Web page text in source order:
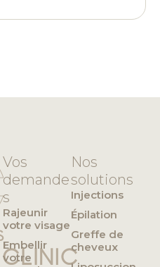
Vos
demande
s
Rajeunir
votre visage
Embellir
votre
Nos
solutions
Injections
Épilation
Greffe de
cheveux